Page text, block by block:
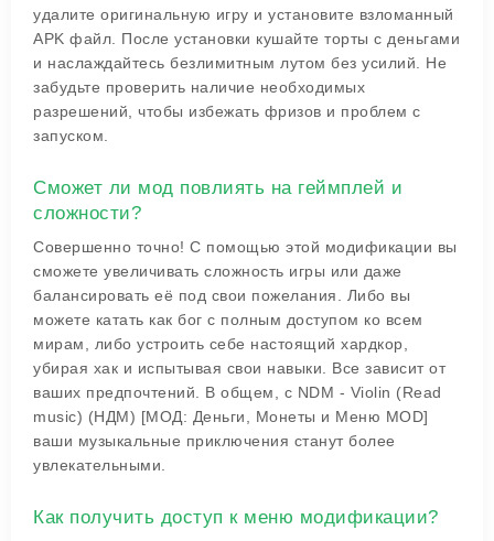
удалите оригинальную игру и установите взломанный
APK файл. После установки кушайте торты с деньгами
и наслаждайтесь безлимитным лутом без усилий. Не
забудьте проверить наличие необходимых
разрешений, чтобы избежать фризов и проблем с
запуском.
Сможет ли мод повлиять на геймплей и
сложности?
Совершенно точно! С помощью этой модификации вы
сможете увеличивать сложность игры или даже
балансировать её под свои пожелания. Либо вы
можете катать как бог с полным доступом ко всем
мирам, либо устроить себе настоящий хардкор,
убирая хак и испытывая свои навыки. Все зависит от
ваших предпочтений. В общем, с NDM - Violin (Read
music) (НДМ) [МОД: Деньги, Монеты и Меню MOD]
ваши музыкальные приключения станут более
увлекательными.
Как получить доступ к меню модификации?